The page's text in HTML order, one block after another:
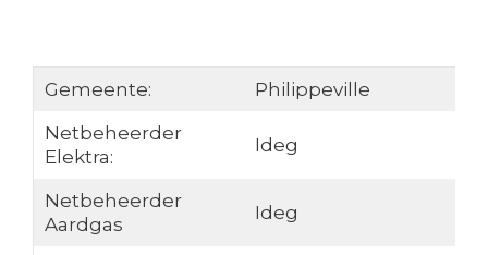
Gemeente:
Philippeville
Netbeheerder
Elektra:
Ideg
Netbeheerder
Aardgas
Ideg